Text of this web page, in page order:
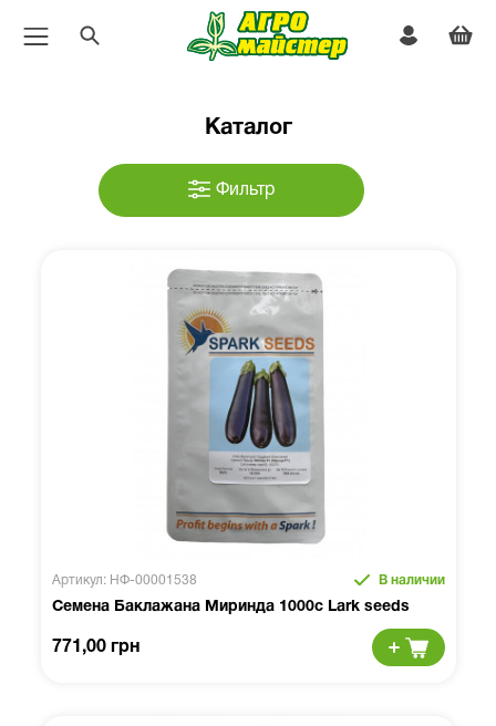
Каталог
Фильтр
Артикул: НФ-00001538 В наличии
Семена Баклажана Миринда 1000с Lark seeds
771,00 грн